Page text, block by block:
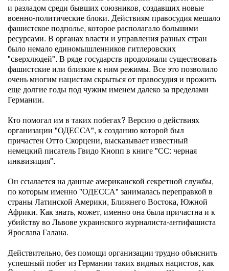
и разладом среди бывших союзников, создавших новые
военно-политические блоки. Действиям правосудия мешало
фашистское подполье, которое располагало большими
ресурсами. В органах власти и управления разных стран
было немало единомышленников гитлеровских
"сверхлюдей". В ряде государств продолжали существовать
фашистские или близкие к ним режимы. Все это позволило
очень многим нацистам скрыться от правосудия и прожить
еще долгие годы под чужим именем далеко за пределами
Германии.
Кто помогал им в таких побегах? Версию о действиях
организации "ОДЕССА", к созданию которой был
причастен Отто Скорцени, высказывает известный
немецкий писатель Гвидо Кнопп в книге "СС: черная
инквизиция".
Он ссылается на данные американской секретной службы,
по которым именно "ОДЕССА" занималась переправкой в
страны Латинской Америки, Ближнего Востока, Южной
Африки. Как знать, может, именно она была причастна и к
убийству во Львове украинского журналиста-антифашиста
Ярослава Галана.
Действительно, без помощи организации трудно объяснить
успешный побег из Германии таких видных нацистов, как